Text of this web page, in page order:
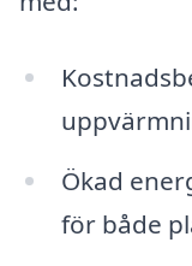
Ökad
för både